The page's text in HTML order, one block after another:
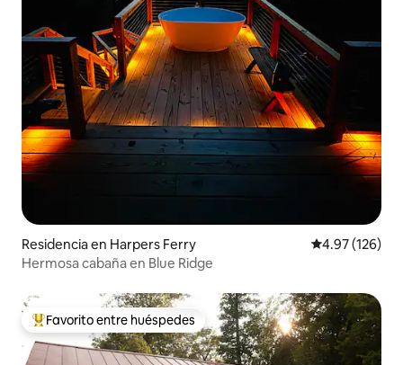
Residencia en Harpers Ferry Calificación
4.97 (126)
Hermosa cabaña en Blue Ridge
De los mejores en Favorito entre huéspedes
Favorito entre huéspedes